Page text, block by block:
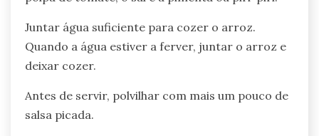
Juntar água suficiente para cozer o arroz.
Quando a água estiver a ferver, juntar o arroz e
deixar cozer.
Antes de servir, polvilhar com mais um pouco de
salsa picada.